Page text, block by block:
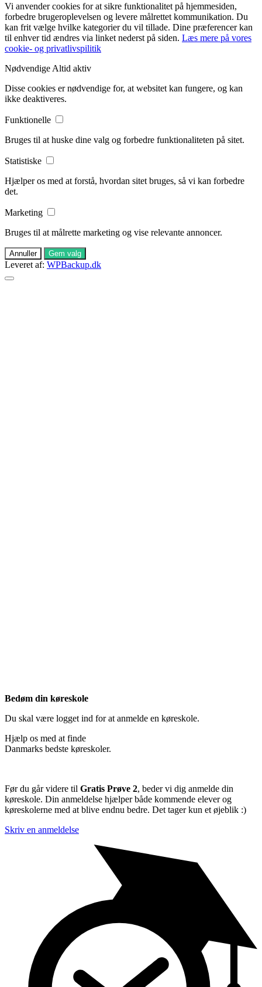
Vi anvender cookies for at sikre funktionalitet på hjemmesiden,
forbedre brugeroplevelsen og levere målrettet kommunikation. Du
kan frit vælge hvilke kategorier du vil tillade. Dine præferencer kan
til enhver tid ændres via linket nederst på siden. Læs mere på vores
cookie- og privatlivspilitik
Nødvendige Altid aktiv
Disse cookies er nødvendige for, at websitet kan fungere, og kan
ikke deaktiveres.
Funktionelle
Bruges til at huske dine valg og forbedre funktionaliteten på sitet.
Statistiske
Hjælper os med at forstå, hvordan sitet bruges, så vi kan forbedre
det.
Marketing
Bruges til at målrette marketing og vise relevante annoncer.
Annuller Gem valg
Leveret af: WPBackup.dk
Bedøm din køreskole
Du skal være logget ind for at anmelde en køreskole.
Hjælp os med at finde
Danmarks bedste køreskoler.
Før du går videre til Gratis Prøve 2, beder vi dig anmelde din
køreskole. Din anmeldelse hjælper både kommende elever og
køreskolerne med at blive endnu bedre. Det tager kun et øjeblik :)
Skriv en anmeldelse